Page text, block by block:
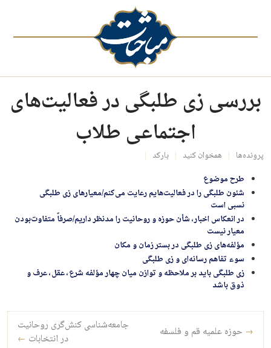
بررسی زی طلبگی در فعالیت‌های
اجتماعی طلاب
پرونده‌ها همخوان کنید
بارکد
طرح موضوع
شئون طلبگی را در فعالیت‌هایم رعایت می‌کنم/معیارهای زی طلبگی
نسبی است
در انعکاس اخبار، شأن حوزه و روحانیت را مدنظر داریم/صرفاً متفاوت‌بودن
معیار نیست
مؤلفه‌های زی طلبگی در بستر زمان و مکان
سوء تفاهم رسانه‌ای و زی طلبگی
زی طلبگی باید بر ملاحظه و توازن میان چهار مؤلفه شرع، عقل، عرف و
ذوق باشد
راه‌بری نوشته
→ حوزه علمیه قم و فلسفه
جامعه‌شناسی کنش‌گری روحانیت
در انتخابات ←